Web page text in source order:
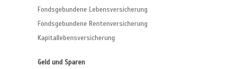
Fondsgebundene Lebensversicherung
Fondsgebundene Rentenversicherung
Kapitallebensversicherung
Geld und Sparen